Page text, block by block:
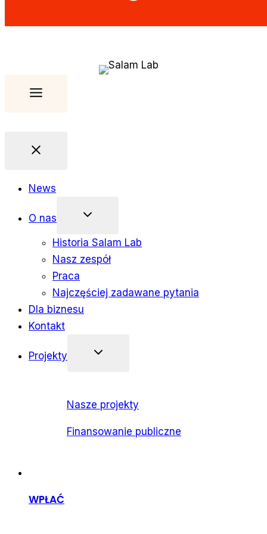
News
O nas
Historia Salam Lab
Nasz zespół
Praca
Najczęściej zadawane pytania
Dla biznesu
Kontakt
Projekty
Nasze projekty
Finansowanie publiczne
WPŁAĆ